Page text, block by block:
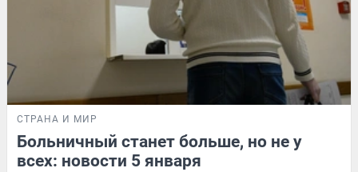
СТРАНА И МИР
Больничный станет больше, но не у
всех: новости 5 января